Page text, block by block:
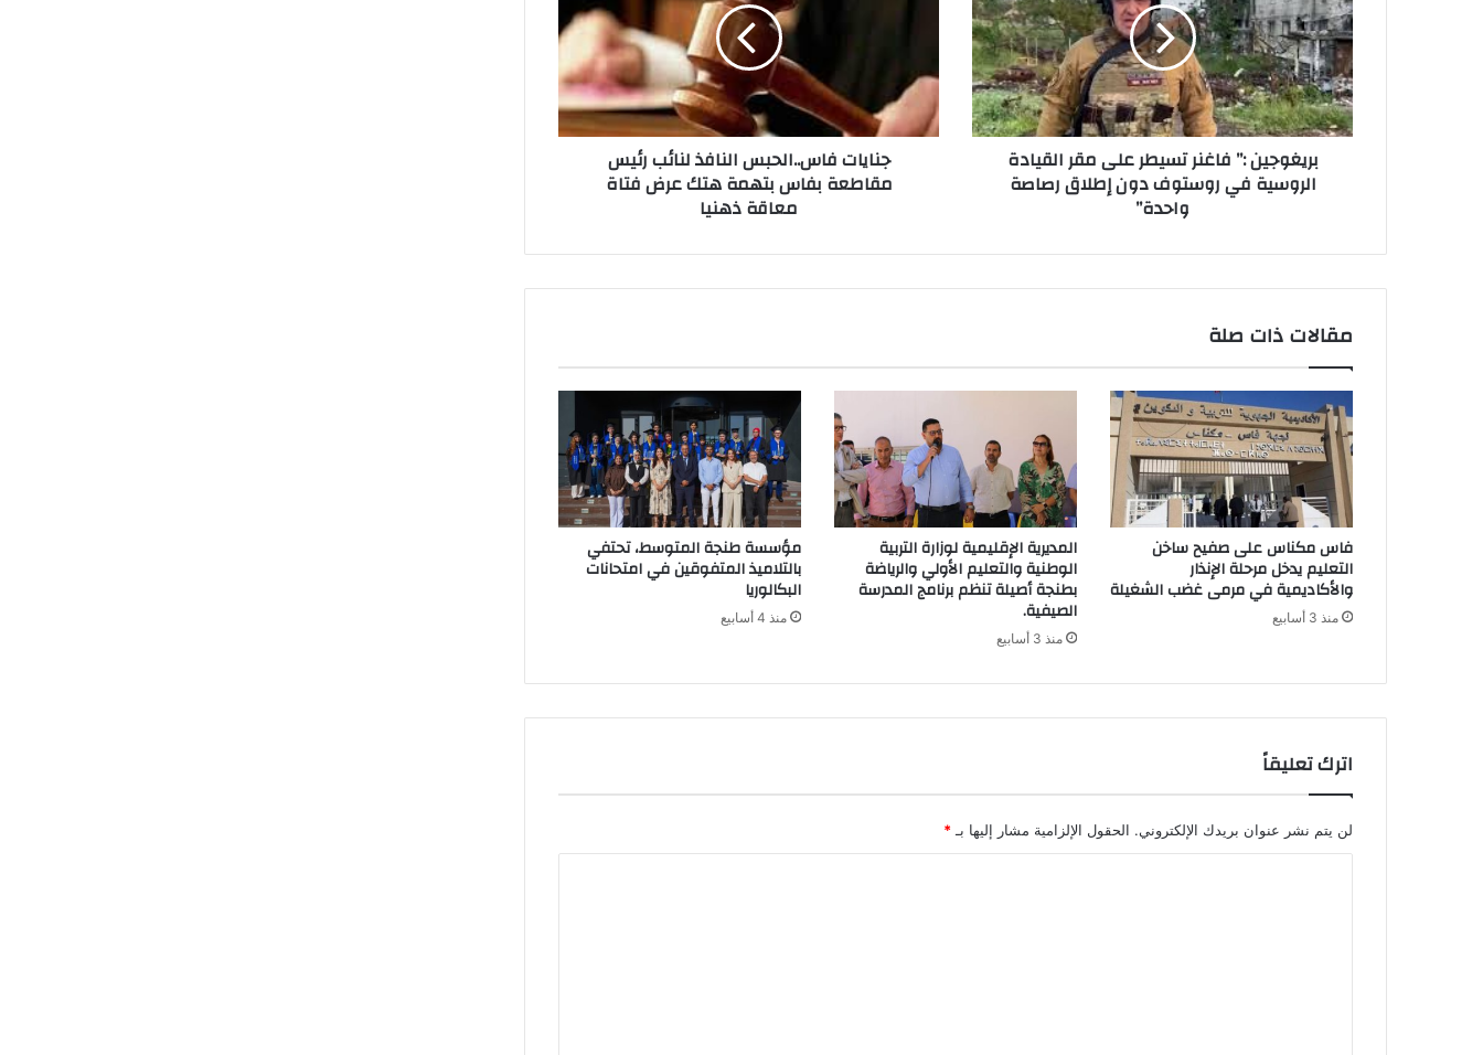
بريغوجين :” فاغنر تسيطر على مقر القيادة
الروسية في روستوف دون إطلاق رصاصة
واحدة”
جنايات فاس..الحبس النافذ لنائب رئيس
مقاطعة بفاس بتهمة هتك عرض فتاة
معاقة ذهنيا
مقالات ذات صلة
فاس مكناس على صفيح ساخن
التعليم يدخل مرحلة الإنذار
والأكاديمية في مرمى غضب الشغيلة
منذ 3 أسابيع
المديرية الإقليمية لوزارة التربية
الوطنية والتعليم الأولي والرياضة
بطنجة أصيلة تنظم برنامج المدرسة
الصيفية.
منذ 3 أسابيع
مؤسسة طنجة المتوسط، تحتفي
بالتلاميذ المتفوقين في امتحانات
البكالوريا
منذ 4 أسابيع
اترك تعليقاً
لن يتم نشر عنوان بريدك الإلكتروني. الحقول الإلزامية مشار إليها بـ *